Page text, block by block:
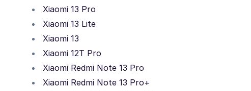
Xiaomi 13 Pro
Xiaomi 13 Lite
Xiaomi 13
Xiaomi 12T Pro
Xiaomi Redmi Note 13 Pro
Xiaomi Redmi Note 13 Pro+